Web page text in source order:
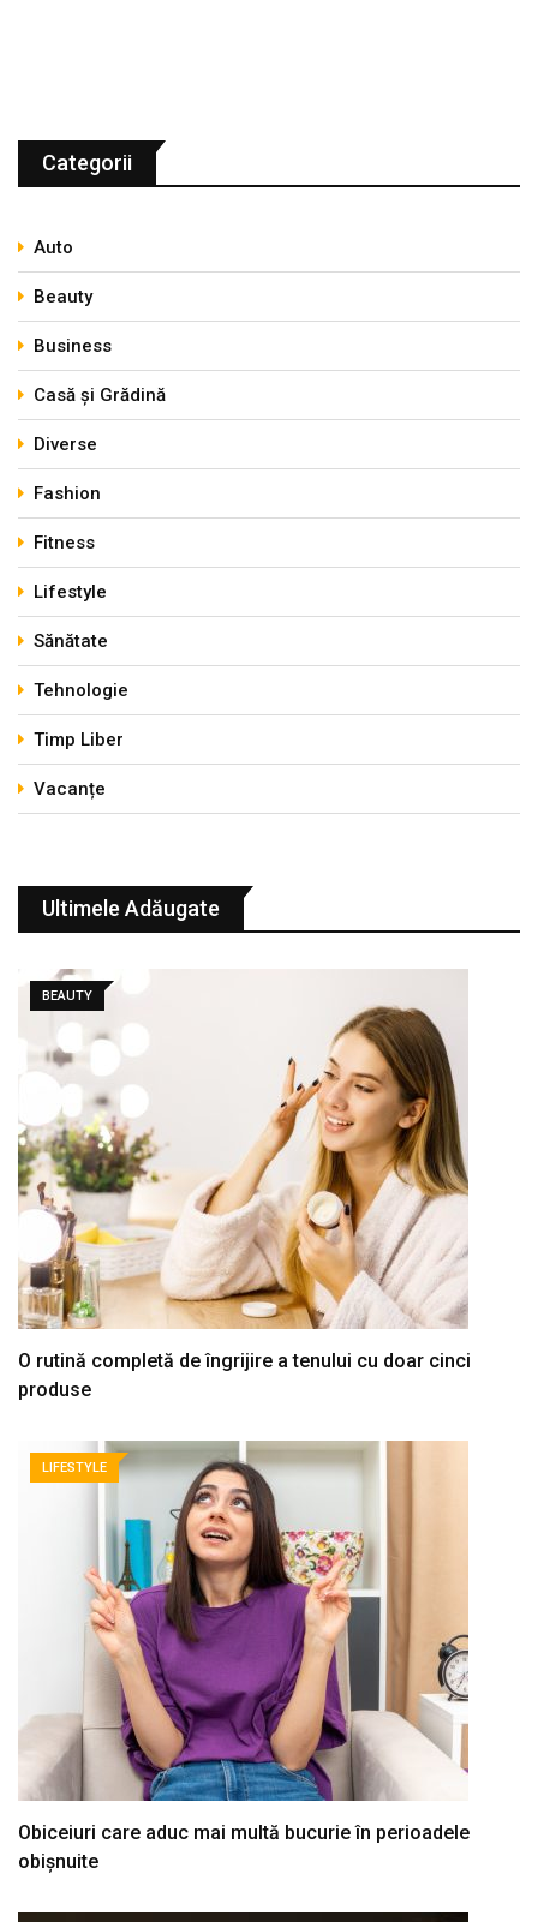
Categorii
Auto
Beauty
Business
Casă și Grădină
Diverse
Fashion
Fitness
Lifestyle
Sănătate
Tehnologie
Timp Liber
Vacanțe
Ultimele Adăugate
BEAUTY
O rutină completă de îngrijire a tenului cu doar cinci
produse
LIFESTYLE
Obiceiuri care aduc mai multă bucurie în perioadele
obișnuite